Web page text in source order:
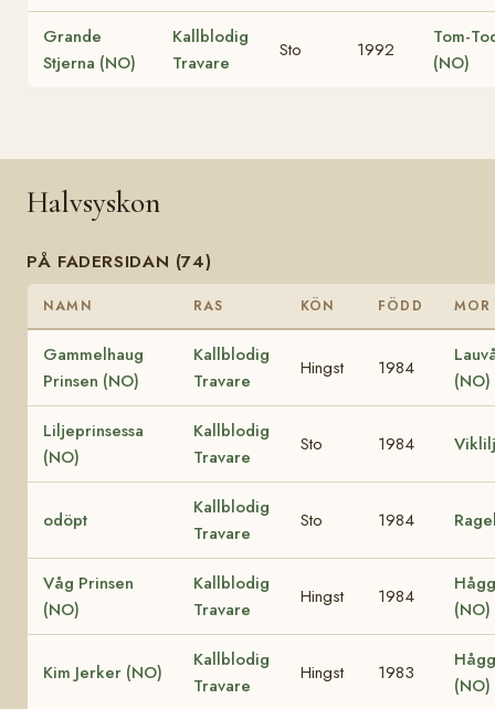
Grande
Stjerna (NO)
Kallblodig
Travare
Sto 1992
Tom-
(NO)
Halvsyskon
PÅ FADERSIDAN (74)
NAMN RAS KÖN FÖDD MOR
Gammelhaug
Prinsen (NO)
Kallblodig
Travare
Hingst 1984
(NO)
Liljeprinsessa
(NO)
Kallblodig
Travare
Sto 1984
odöpt
Kallblodig
Travare
Sto 1984
Våg Prinsen
(NO)
Kallblodig
Travare
Hingst 1984
(NO)
Kim Jerker (NO)
Kallblodig
Travare
Hingst 1983
(NO)